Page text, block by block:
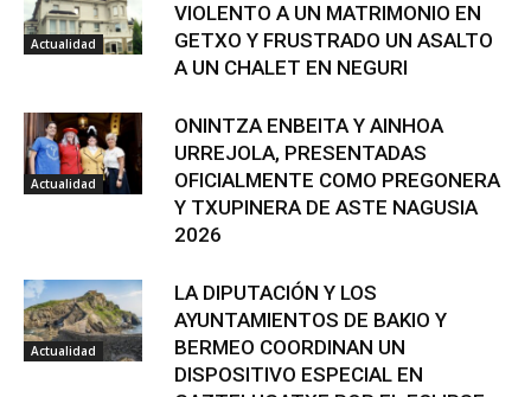
Actualidad
VIOLENTO A UN MATRIMONIO EN
GETXO Y FRUSTRADO UN ASALTO
A UN CHALET EN NEGURI
Actualidad
ONINTZA ENBEITA Y AINHOA
URREJOLA, PRESENTADAS
OFICIALMENTE COMO PREGONERA
Y TXUPINERA DE ASTE NAGUSIA
2026
Actualidad
LA DIPUTACIÓN Y LOS
AYUNTAMIENTOS DE BAKIO Y
BERMEO COORDINAN UN
DISPOSITIVO ESPECIAL EN